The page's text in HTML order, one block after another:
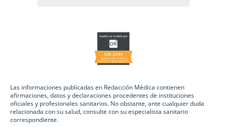
Las informaciones publicadas en Redacción Médica contienen
afirmaciones, datos y declaraciones procedentes de instituciones
oficiales y profesionales sanitarios. No obstante, ante cualquier duda
relacionada con su salud, consulte con su especialista sanitario
correspondiente.